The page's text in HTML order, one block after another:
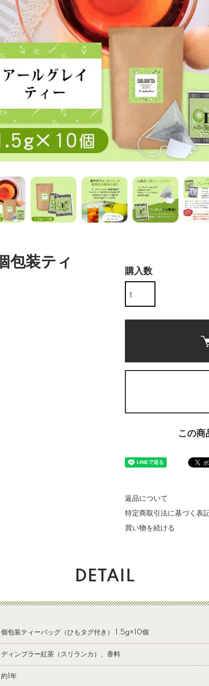
包装ティ
購入数
この商
返品について
特定商取引法に基づく表
買い物を続ける
DETAIL
個包装ティーバッグ（ひもタグ付き） 1.5g×10個
ディンブラー紅茶（スリランカ）、香料
約1年